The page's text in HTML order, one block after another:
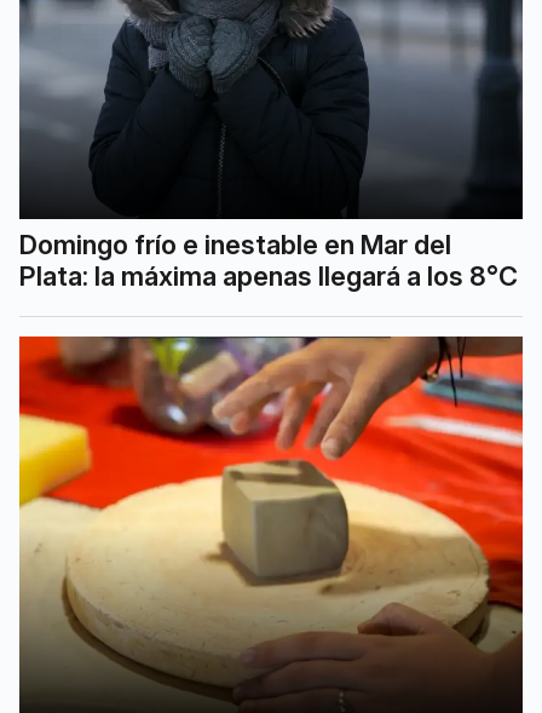
Domingo frío e inestable en Mar del
Plata: la máxima apenas llegará a los 8°C